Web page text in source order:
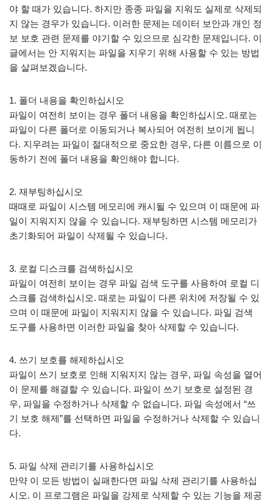
야 할 때가 있습니다. 하지만 종종 파일을 지워도 실제로 삭제되
지 않는 경우가 있습니다. 이러한 문제는 데이터 보안과 개인 정
보 보호 관련 문제를 야기할 수 있으므로 심각한 문제입니다. 이
글에서는 안 지워지는 파일을 지우기 위해 사용할 수 있는 방법
을 살펴보겠습니다.
1. 폴더 내용을 확인하십시오
파일이 여전히 보이는 경우 폴더 내용을 확인하십시오. 때로는
파일이 다른 폴더로 이동되거나 복사되어 여전히 보이게 됩니
다. 지우려는 파일이 절대적으로 중요한 경우, 다른 이름으로 이
동하기 전에 폴더 내용을 확인해야 합니다.
2. 재부팅하십시오
때때로 파일이 시스템 메모리에 캐시될 수 있으며 이 때문에 파
일이 지워지지 않을 수 있습니다. 재부팅하면 시스템 메모리가
초기화되어 파일이 삭제될 수 있습니다.
3. 로컬 디스크를 검색하십시오
파일이 여전히 보이는 경우 파일 검색 도구를 사용하여 로컬 디
스크를 검색하십시오. 때로는 파일이 다른 위치에 저장될 수 있
으며 이 때문에 파일이 지워지지 않을 수 있습니다. 파일 검색
도구를 사용하면 이러한 파일을 찾아 삭제할 수 있습니다.
4. 쓰기 보호를 해제하십시오
파일이 쓰기 보호로 인해 지워지지 않는 경우, 파일 속성을 열어
이 문제를 해결할 수 있습니다. 파일이 쓰기 보호로 설정된 경
우, 파일을 수정하거나 삭제할 수 없습니다. 파일 속성에서 “쓰
기 보호 해제”를 선택하면 파일을 수정하거나 삭제할 수 있습니
다.
5. 파일 삭제 관리기를 사용하십시오
만약 이 모든 방법이 실패한다면 파일 삭제 관리기를 사용하십
시오. 이 프로그램은 파일을 강제로 삭제할 수 있는 기능을 제공